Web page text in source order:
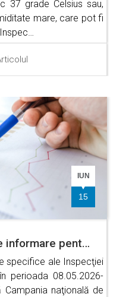
37 grade Celsius sau,
mare, care pot fi
IUN
15
informare pent…
specifice ale Inspecţiei
perioada 08.05.2026-
naţională de